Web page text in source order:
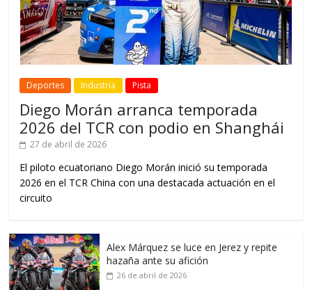
Deportes Industria Pista
Diego Morán arranca temporada
2026 del TCR con podio en Shanghái
27 de abril de 2026
El piloto ecuatoriano Diego Morán inició su temporada
2026 en el TCR China con una destacada actuación en el
circuito
Alex Márquez se luce en Jerez y repite
hazaña ante su afición
26 de abril de 2026